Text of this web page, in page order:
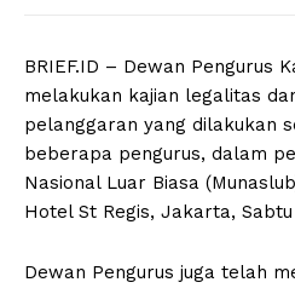
BRIEF.ID – Dewan Pengurus
melakukan kajian legalitas
pelanggaran yang dilakukan
beberapa pengurus, dalam
Nasional Luar Biasa
Hotel St Regis, Jakarta,
Dewan Pengurus juga telah